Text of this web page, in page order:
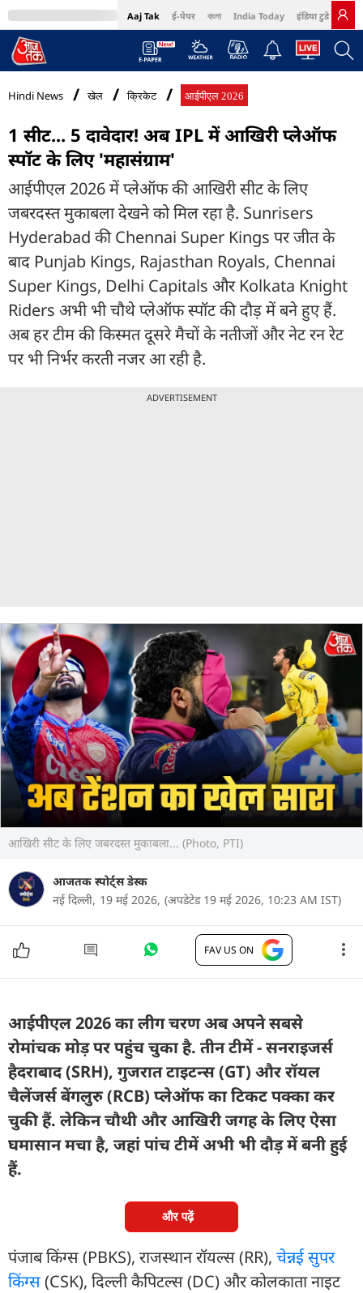
Aaj Tak ई-पेपर বাংলা India Today इंडिया टुडे हिंदी
MumbaiTak Cosmopolitan Harper's Bazaar Northeast
Hindi News खेल क्रिकेट आईपीएल 2026
1 सीट... 5 दावेदार! अब IPL में आखिरी प्लेऑफ
स्पॉट के लिए 'महासंग्राम'
आईपीएल 2026 में प्लेऑफ की आखिरी सीट के लिए
जबरदस्त मुकाबला देखने को मिल रहा है. Sunrisers
Hyderabad की Chennai Super Kings पर जीत के
बाद Punjab Kings, Rajasthan Royals, Chennai
Super Kings, Delhi Capitals और Kolkata Knight
Riders अभी भी चौथे प्लेऑफ स्पॉट की दौड़ में बने हुए हैं.
अब हर टीम की किस्मत दूसरे मैचों के नतीजों और नेट रन रेट
पर भी निर्भर करती नजर आ रही है.
ADVERTISEMENT
आखिरी सीट के लिए जबरदस्त मुकाबला... (Photo, PTI)
आजतक स्पोर्ट्स डेस्क
नई दिल्ली, 19 मई 2026, (अपडेटेड 19 मई 2026, 10:23 AM IST)
FAV US ON
आईपीएल 2026 का लीग चरण अब अपने सबसे
रोमांचक मोड़ पर पहुंच चुका है. तीन टीमें - सनराइजर्स
हैदराबाद (SRH), गुजरात टाइटन्स (GT) और रॉयल
चैलेंजर्स बेंगलुरु (RCB) प्लेऑफ का टिकट पक्का कर
चुकी हैं. लेकिन चौथी और आखिरी जगह के लिए ऐसा
घमासान मचा है, जहां पांच टीमें अभी भी दौड़ में बनी हुई
हैं.
और पढ़ें
पंजाब किंग्स (PBKS), राजस्थान रॉयल्स (RR), चेन्नई सुपर
किंग्स(CSK), दिल्ली कैपिटल्स (DC) और कोलकाता नाइट